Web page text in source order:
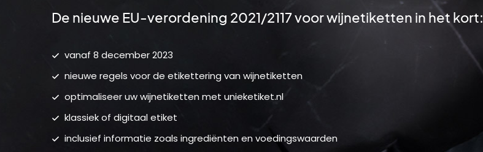
De nieuwe EU-verordening 2021/2117 voor wijnetiketten in het kort:
vanaf 8 december 2023
nieuwe regels voor de etikettering van wijnetiketten
optimaliseer uw wijnetiketten met unieketiket.nl
klassiek of digitaal etiket
inclusief informatie zoals ingrediënten en voedingswaarden